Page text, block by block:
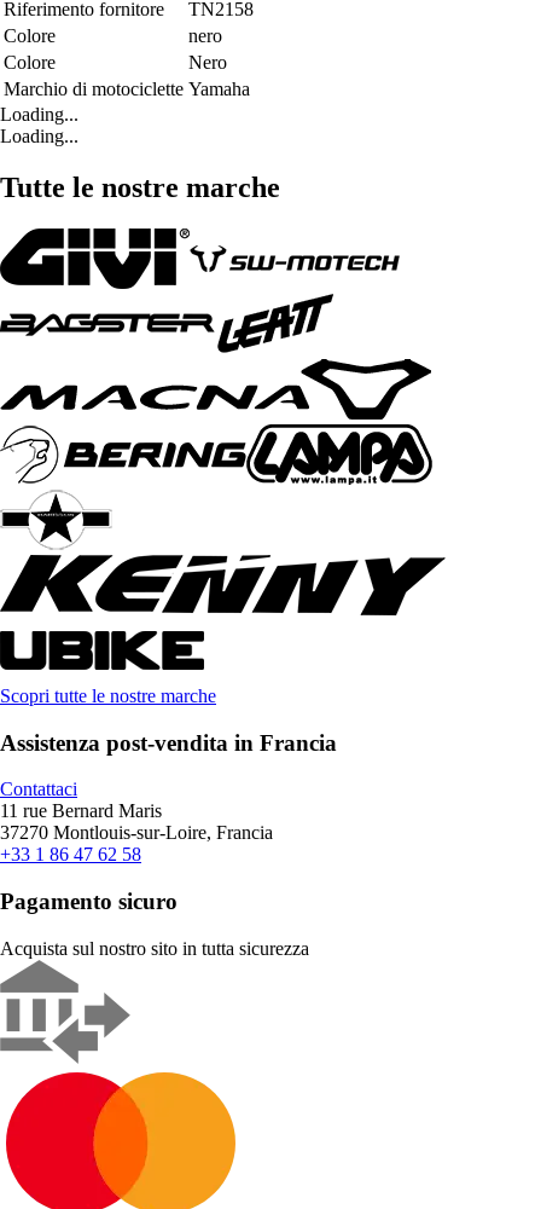
Riferimento fornitore
TN2158
Colore
nero
Colore
Nero
Marchio di motociclette Yamaha
Loading...
Loading...
Tutte le nostre marche
Scopri tutte le nostre marche
Assistenza post-vendita in Francia
Contattaci
11 rue Bernard Maris
37270 Montlouis-sur-Loire, Francia
+33 1 86 47 62 58
Pagamento sicuro
Acquista sul nostro sito in tutta sicurezza